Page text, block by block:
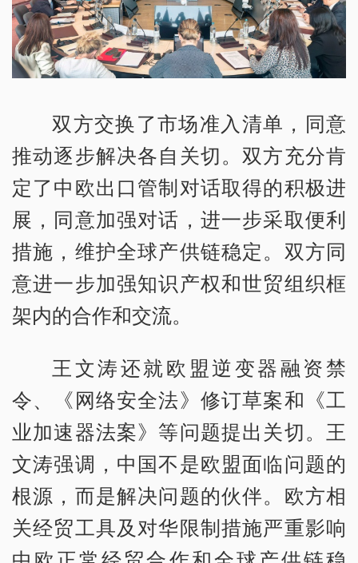
双方交换了市场准入清单，同意
推动逐步解决各自关切。双方充分肯
定了中欧出口管制对话取得的积极进
展，同意加强对话，进一步采取便利
措施，维护全球产供链稳定。双方同
意进一步加强知识产权和世贸组织框
架内的合作和交流。
王文涛还就欧盟逆变器融资禁
令、《网络安全法》修订草案和《工
业加速器法案》等问题提出关切。王
文涛强调，中国不是欧盟面临问题的
根源，而是解决问题的伙伴。欧方相
关经贸工具及对华限制措施严重影响